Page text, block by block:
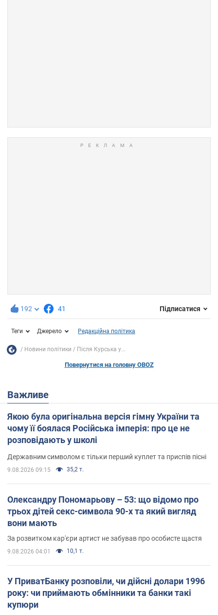
192 41 Підписатися
Теги Джерело Редакційна політика
Новини політики Після Курська у...
Повернутися на головну OBOZ
Важливе
Якою була оригінальна версія гімну України та
чому її боялася Російська імперія: про це не
розповідають у школі
Державним символом є тільки перший куплет та приспів пісні
9.08.2026 09:15 35,2 т.
Олександру Пономарьову – 53: що відомо про
трьох дітей секс-символа 90-х та який вигляд
вони мають
За розвитком кар'єри артист не забував про особисте щастя
9.08.2026 04:01 10,1 т.
У ПриватБанку розповіли, чи дійсні долари 1996
року: чи приймають обмінники та банки такі
купюри